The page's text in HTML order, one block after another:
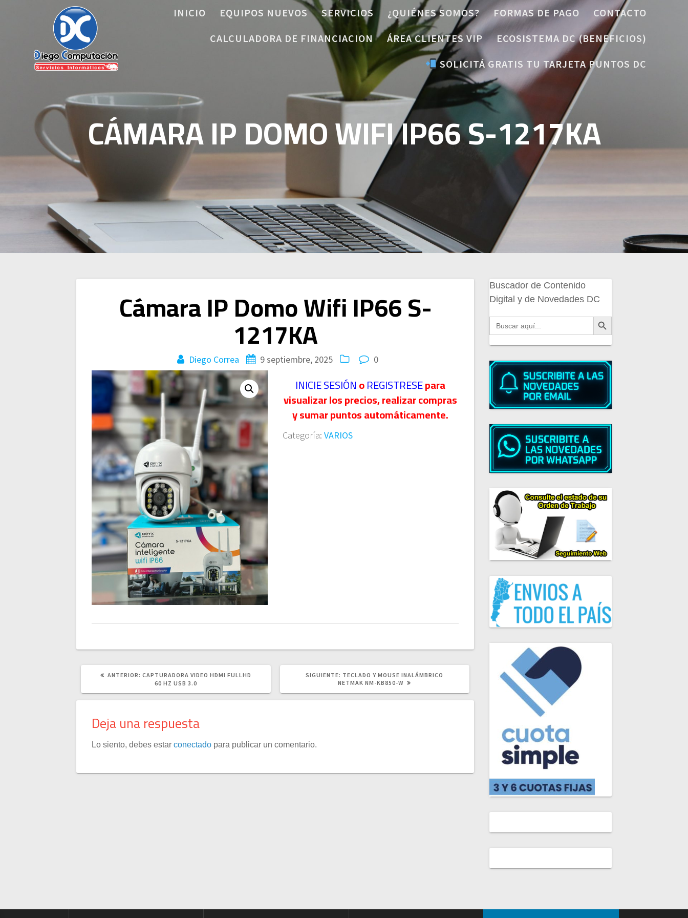
INICIO EQUIPOS NUEVOS SERVICIOS ¿QUIÉNES SOMOS? FORMAS DE PAGO
CONTACTO
CALCULADORA DE FINANCIACION
ÁREA CLIENTES VIP
ECOSISTEMA DC (BENEFICIOS)
SOLICITÁ GRATIS TU TARJETA PUNTOS DC
CÁMARA IP DOMO WIFI IP66 S-1217KA
Cámara IP Domo Wifi IP66 S-
1217KA
Diego Correa 9 septiembre, 2025 0
INICIE SESIÓNoREGISTRESEpara
visualizar los precios, realizar compras
y sumar puntos automáticamente.
Categoría: VARIOS
Navegación
entradas
ANTERIOR: POST
ANTERIOR:
CAPTURADORA VIDEO HDMI FULLHD
60 HZ USB 3.0
SIGUIENTE: SIGUIENTE
POST:
TECLADO Y MOUSE INALÁMBRICO
NETMAK NM-KB850-W
Deja una respuesta
Lo siento, debes estarconectado para publicar un comentario.
Buscador de Contenido
Digital y de Novedades DC
Buscar: Botón de búsqueda